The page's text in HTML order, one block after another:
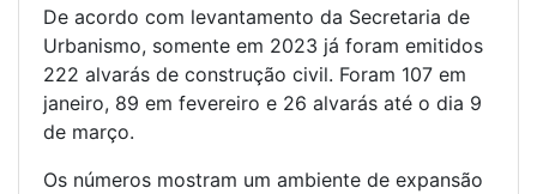
De acordo com levantamento da Secretaria de
Urbanismo, somente em 2023 já foram emitidos
222 alvarás de construção civil. Foram 107 em
janeiro, 89 em fevereiro e 26 alvarás até o dia 9
de março.
Os números mostram um ambiente de expansão